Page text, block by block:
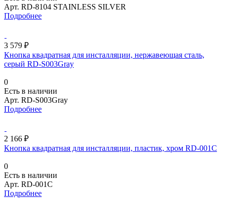
Арт. RD-8104 STAINLESS SILVER
Подробнее
3 579 ₽
Кнопка квадратная для инсталляции, нержавеющая сталь,
серый RD-S003Gray
0
Есть в наличии
Арт. RD-S003Gray
Подробнее
2 166 ₽
Кнопка квадратная для инсталляции, пластик, хром RD-001C
0
Есть в наличии
Арт. RD-001C
Подробнее